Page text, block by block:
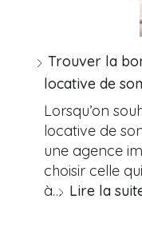
Trouver la
locative de
Lorsqu’on
locative de
une agence
choisir celle
à… Lire la